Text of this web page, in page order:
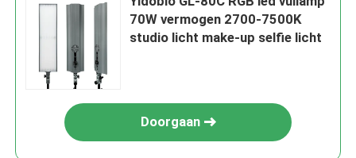
70W vermogen 2700-7500K
studio licht make-up selfie licht
Doorgaan